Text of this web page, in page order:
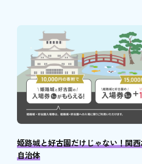
姫路城と好古園だけじゃない！関
自治体